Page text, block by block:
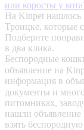
или коросты у
На Kinpet нашлось
Троицке, которые
Подберите
в два клика.
Беспородные
объявление на
информация в
документы и
питомниках,
нашли
взять